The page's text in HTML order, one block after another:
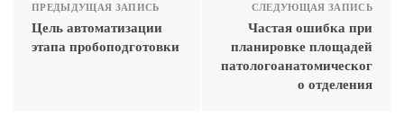
ПРЕДЫДУЩАЯ ЗАПИСЬ
Цель автоматизации
этапа пробоподготовки
СЛЕДУЮЩАЯ ЗАПИСЬ
Частая ошибка при
планировке площадей
патологоанатомическог
о отделения